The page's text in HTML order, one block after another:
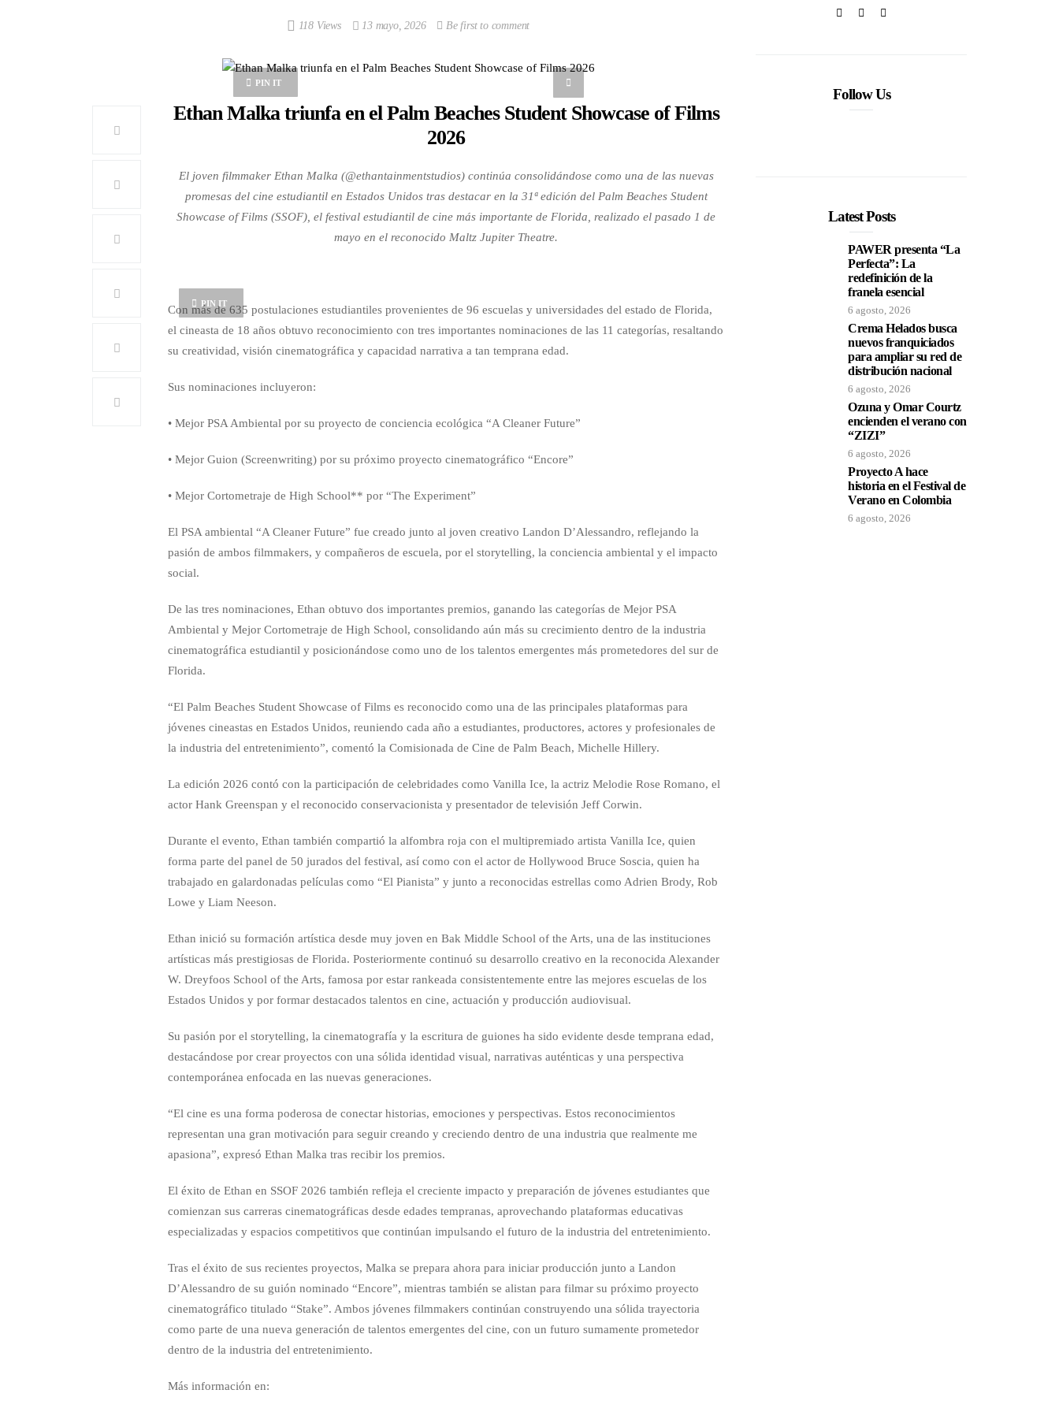
118 Views 13 mayo, 2026 Be first to comment
PIN IT
Ethan Malka triunfa en el Palm Beaches Student Showcase of Films
2026
El joven filmmaker Ethan Malka (@ethantainmentstudios) continúa consolidándose como una de las nuevas
promesas del cine estudiantil en Estados Unidos tras destacar en la 31ª edición del Palm Beaches Student
Showcase of Films (SSOF), el festival estudiantil de cine más importante de Florida, realizado el pasado 1 de
mayo en el reconocido Maltz Jupiter Theatre.
PIN IT
Con más de 635 postulaciones estudiantiles provenientes de 96 escuelas y universidades del estado de Florida,
el cineasta de 18 años obtuvo reconocimiento con tres importantes nominaciones de las 11 categorías, resaltando
su creatividad, visión cinematográfica y capacidad narrativa a tan temprana edad.
Sus nominaciones incluyeron:
• Mejor PSA Ambiental por su proyecto de conciencia ecológica “A Cleaner Future”
• Mejor Guion (Screenwriting) por su próximo proyecto cinematográfico “Encore”
• Mejor Cortometraje de High School** por “The Experiment”
El PSA ambiental “A Cleaner Future” fue creado junto al joven creativo Landon D’Alessandro, reflejando la
pasión de ambos filmmakers, y compañeros de escuela, por el storytelling, la conciencia ambiental y el impacto
social.
De las tres nominaciones, Ethan obtuvo dos importantes premios, ganando las categorías de Mejor PSA
Ambiental y Mejor Cortometraje de High School, consolidando aún más su crecimiento dentro de la industria
cinematográfica estudiantil y posicionándose como uno de los talentos emergentes más prometedores del sur de
Florida.
“El Palm Beaches Student Showcase of Films es reconocido como una de las principales plataformas para
jóvenes cineastas en Estados Unidos, reuniendo cada año a estudiantes, productores, actores y profesionales de
la industria del entretenimiento”, comentó la Comisionada de Cine de Palm Beach, Michelle Hillery.
La edición 2026 contó con la participación de celebridades como Vanilla Ice, la actriz Melodie Rose Romano, el
actor Hank Greenspan y el reconocido conservacionista y presentador de televisión Jeff Corwin.
Durante el evento, Ethan también compartió la alfombra roja con el multipremiado artista Vanilla Ice, quien
forma parte del panel de 50 jurados del festival, así como con el actor de Hollywood Bruce Soscia, quien ha
trabajado en galardonadas películas como “El Pianista” y junto a reconocidas estrellas como Adrien Brody, Rob
Lowe y Liam Neeson.
Ethan inició su formación artística desde muy joven en Bak Middle School of the Arts, una de las instituciones
artísticas más prestigiosas de Florida. Posteriormente continuó su desarrollo creativo en la reconocida Alexander
W. Dreyfoos School of the Arts, famosa por estar rankeada consistentemente entre las mejores escuelas de los
Estados Unidos y por formar destacados talentos en cine, actuación y producción audiovisual.
Su pasión por el storytelling, la cinematografía y la escritura de guiones ha sido evidente desde temprana edad,
destacándose por crear proyectos con una sólida identidad visual, narrativas auténticas y una perspectiva
contemporánea enfocada en las nuevas generaciones.
“El cine es una forma poderosa de conectar historias, emociones y perspectivas. Estos reconocimientos
representan una gran motivación para seguir creando y creciendo dentro de una industria que realmente me
apasiona”, expresó Ethan Malka tras recibir los premios.
El éxito de Ethan en SSOF 2026 también refleja el creciente impacto y preparación de jóvenes estudiantes que
comienzan sus carreras cinematográficas desde edades tempranas, aprovechando plataformas educativas
especializadas y espacios competitivos que continúan impulsando el futuro de la industria del entretenimiento.
Tras el éxito de sus recientes proyectos, Malka se prepara ahora para iniciar producción junto a Landon
D’Alessandro de su guión nominado “Encore”, mientras también se alistan para filmar su próximo proyecto
cinematográfico titulado “Stake”. Ambos jóvenes filmmakers continúan construyendo una sólida trayectoria
como parte de una nueva generación de talentos emergentes del cine, con un futuro sumamente prometedor
dentro de la industria del entretenimiento.
Más información en:
Follow Us
Latest Posts
PAWER presenta “La
Perfecta”: La
redefinición de la
franela esencial
6 agosto, 2026
Crema Helados busca
nuevos franquiciados
para ampliar su red de
distribución nacional
6 agosto, 2026
Ozuna y Omar Courtz
encienden el verano con
“ZIZI”
6 agosto, 2026
Proyecto A hace
historia en el Festival de
Verano en Colombia
6 agosto, 2026